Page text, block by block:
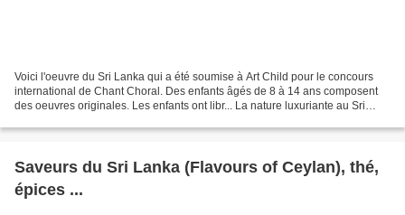
Voici l'oeuvre du Sri Lanka qui a été soumise à Art Child pour le concours
international de Chant Choral. Des enfants âgés de 8 à 14 ans composent
des oeuvres originales. Les enfants ont libr... La nature luxuriante au Sri
Saveurs du Sri Lanka (Flavours of Ceylan), thé,
épices ...